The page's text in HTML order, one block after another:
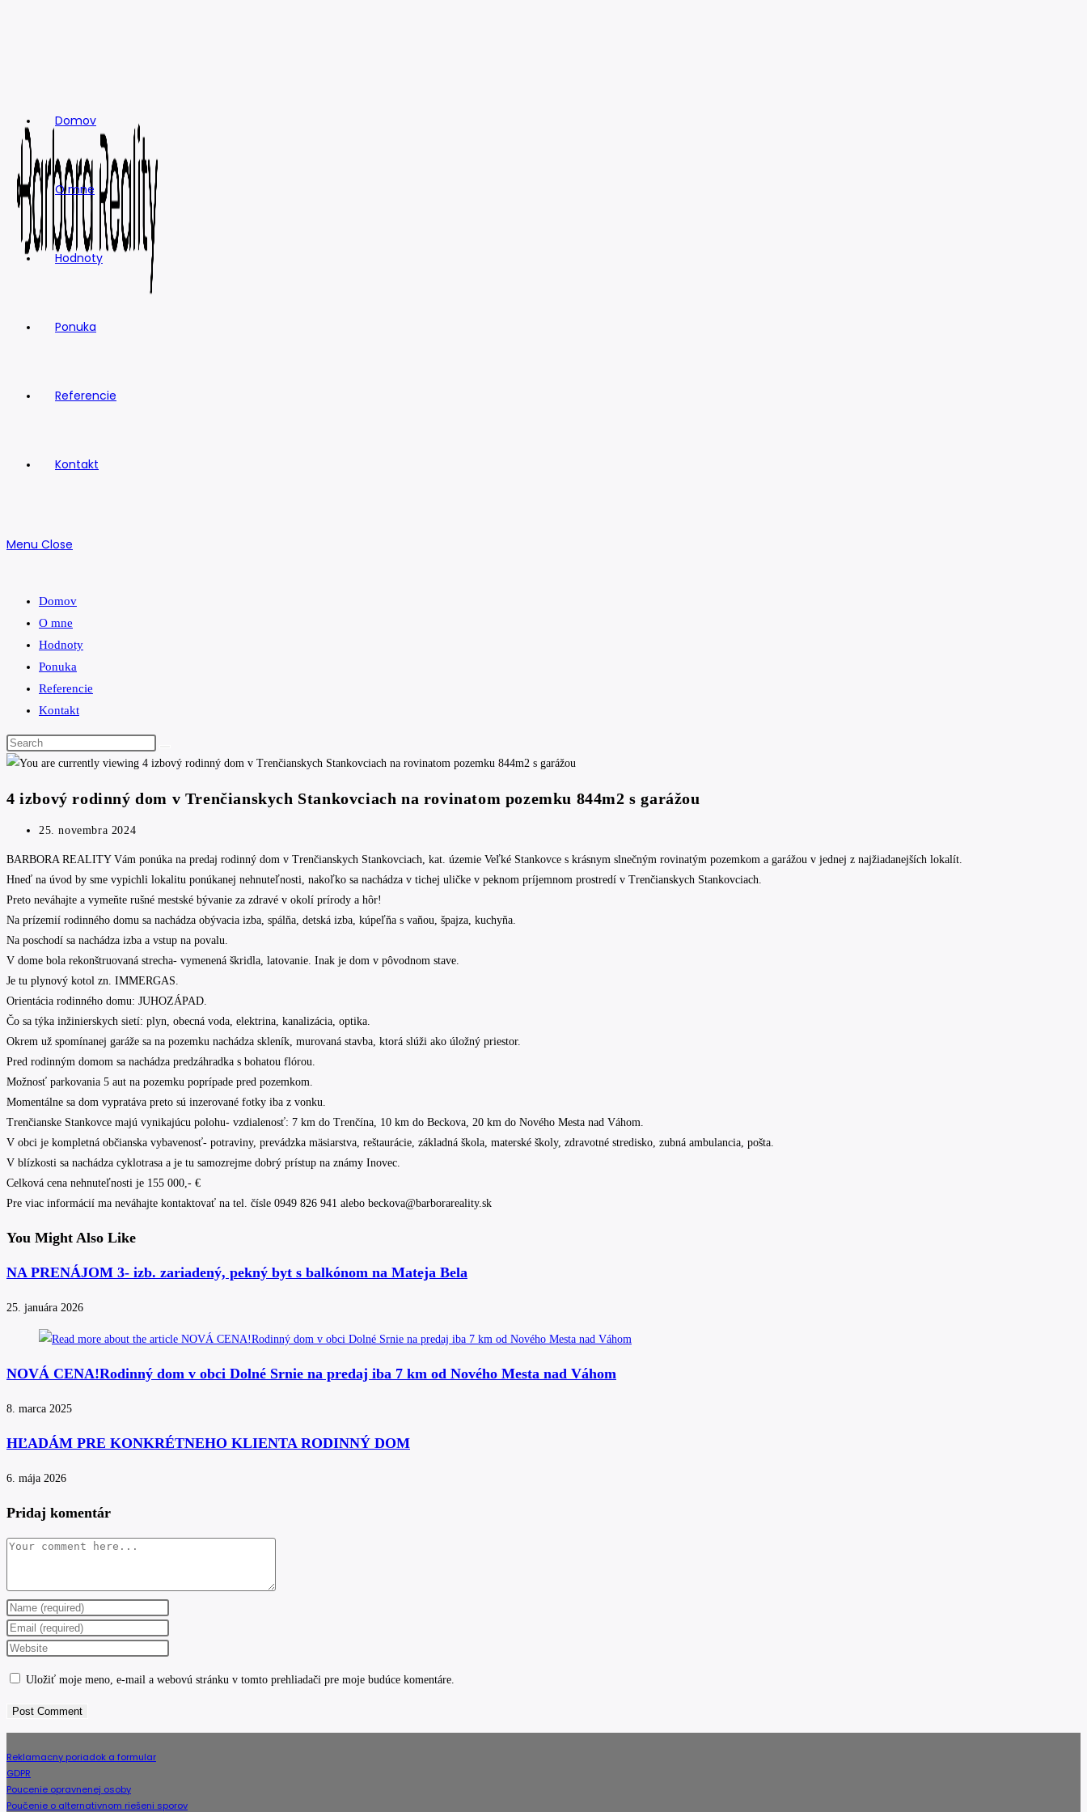
Domov
O mne
Hodnoty
Ponuka
Referencie
Kontakt
Menu Close
Domov
O mne
Hodnoty
Ponuka
Referencie
Kontakt
Search
this
4 izbový rodinný dom v Trenčianskych Stankovciach na rovinatom pozemku 844m2 s garážou
Post
25. novembra 2024
BARBORA REALITY Vám ponúka na predaj rodinný dom v Trenčianskych Stankovciach, kat. územie Veľké Stankovce s krásnym slnečným rovinatým pozemkom a garážou v jednej z najžiadanejších lokalít.
Hneď na úvod by sme vypichli lokalitu ponúkanej nehnuteľnosti, nakoľko sa nachádza v tichej uličke v peknom príjemnom prostredí v Trenčianskych Stankovciach.
Preto neváhajte a vymeňte rušné mestské bývanie za zdravé v okolí prírody a hôr!
Na prízemií rodinného domu sa nachádza obývacia izba, spálňa, detská izba, kúpeľňa s vaňou, špajza, kuchyňa.
Na poschodí sa nachádza izba a vstup na povalu.
V dome bola rekonštruovaná strecha- vymenená škridla, latovanie. Inak je dom v pôvodnom stave.
Je tu plynový kotol zn. IMMERGAS.
Orientácia rodinného domu: JUHOZÁPAD.
Čo sa týka inžinierskych sietí: plyn, obecná voda, elektrina, kanalizácia, optika.
Okrem už spomínanej garáže sa na pozemku nachádza skleník, murovaná stavba, ktorá slúži ako úložný priestor.
Pred rodinným domom sa nachádza predzáhradka s bohatou flórou.
Možnosť parkovania 5 aut na pozemku poprípade pred pozemkom.
Momentálne sa dom vypratáva preto sú inzerované fotky iba z vonku.
Trenčianske Stankovce majú vynikajúcu polohu- vzdialenosť: 7 km do Trenčína, 10 km do Beckova, 20 km do Nového Mesta nad Váhom.
V obci je kompletná občianska vybavenosť- potraviny, prevádzka mäsiarstva, reštaurácie, základná škola, materské školy, zdravotné stredisko, zubná ambulancia, pošta.
V blízkosti sa nachádza cyklotrasa a je tu samozrejme dobrý prístup na známy Inovec.
Celková cena nehnuteľnosti je 155 000,- €
Pre viac informácií ma neváhajte kontaktovať na tel. čísle 0949 826 941 alebo beckova@barborareality.sk
You Might Also Like
NA PRENÁJOM 3- izb. zariadený, pekný byt s balkónom na Mateja Bela
25. januára 2026
NOVÁ CENA!Rodinný dom v obci Dolné Srnie na predaj iba 7 km od Nového Mesta nad Váhom
8. marca 2025
HĽADÁM PRE KONKRÉTNEHO KLIENTA RODINNÝ DOM
6. mája 2026
Pridaj komentár
Comment
Enter
your
name
to
Enter
your
to
Enter
URL
Uložiť moje meno, e-mail a webovú stránku v tomto prehliadači pre moje budúce komentáre.
Reklamacny poriadok a formular
GDPR
Poucenie opravnenej osoby
Poučenie o alternativnom riešeni sporov